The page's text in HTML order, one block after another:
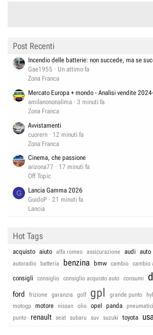
Post Recenti
Incendio delle batterie: non succede, ma se
Gae1955
Un attimo fa
Zona Franca
Mercato Europa + mondo - Analisi vendite
amilanononalima
3 minuti fa
Zona Franca
Avvistamenti
cuorern
12 minuti fa
Zona Franca
Cinema, che passione
arizona77
17 minuti fa
Off Topic
G
Lancia Gamma 2026
GuidoP
21 minuti fa
Lancia
Hot Tags
acquisto aiuto alfa romeo assicurazione audi auto
autoradio
batteria benzina bmw cambio cambio
consigli consiglio consiglio acquisto auto consumi
ford frizione garanzia golf gpl grande punto
motogp
motore nissan olio opel panda pneumatici
punto
renault seat subaru suv suzuki toyota